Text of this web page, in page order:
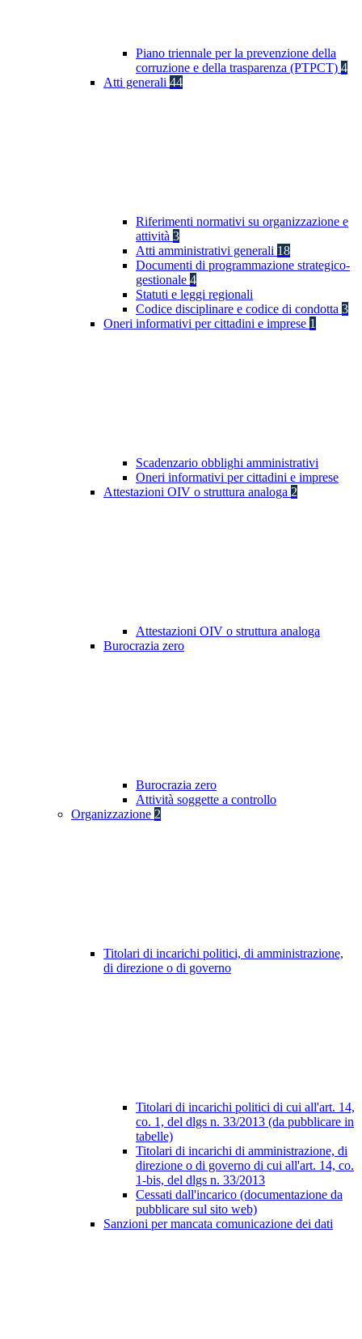
Piano triennale per la prevenzione della
corruzione e della trasparenza (PTPCT) 4
Atti generali 44
Riferimenti normativi su organizzazione e
attività 3
Atti amministrativi generali 18
Documenti di programmazione strategico-
gestionale 4
Statuti e leggi regionali
Codice disciplinare e codice di condotta 3
Oneri informativi per cittadini e imprese 1
Scadenzario obblighi amministrativi
Oneri informativi per cittadini e imprese
Attestazioni OIV o struttura analoga 2
Attestazioni OIV o struttura analoga
Burocrazia zero
Burocrazia zero
Attività soggette a controllo
Organizzazione 2
Titolari di incarichi politici, di amministrazione,
di direzione o di governo
Titolari di incarichi politici di cui all'art. 14,
co. 1, del dlgs n. 33/2013 (da pubblicare in
tabelle)
Titolari di incarichi di amministrazione, di
direzione o di governo di cui all'art. 14, co.
1-bis, del dlgs n. 33/2013
Cessati dall'incarico (documentazione da
pubblicare sul sito web)
Sanzioni per mancata comunicazione dei dati